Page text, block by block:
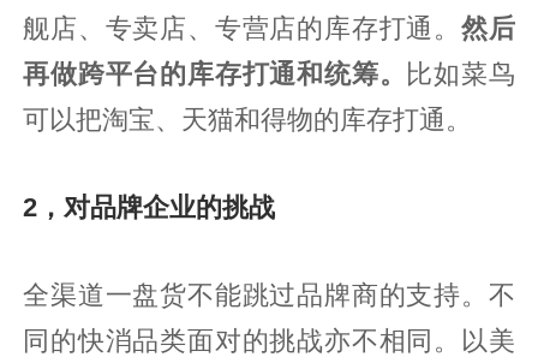
舰店、专卖店、专营店的库存打通。然后
再做跨平台的库存打通和统筹。
比如菜鸟
可以把淘宝、天猫和得物的库存打通。
2，对品牌企业的挑战
全渠道一盘货不能跳过品牌商的支持。不
同的快消品类面对的挑战亦不相同。以美